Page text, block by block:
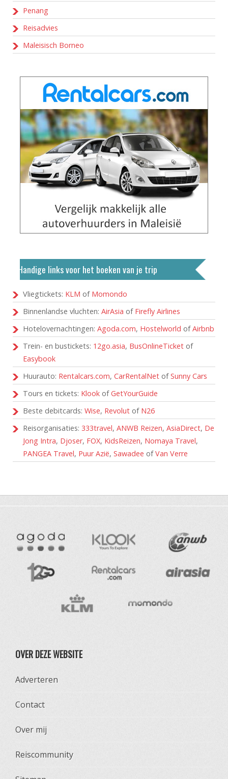
Penang
Reisadvies
Maleisisch Borneo
Handige links voor het boeken van je trip
Vliegtickets: KLM of Momondo
Binnenlandse vluchten: AirAsia of Firefly Airlines
Hotelovernachtingen: Agoda.com, Hostelworld ofAirbnb
Trein- en bustickets: 12go.asia, BusOnlineTicket of
Easybook
Huurauto: Rentalcars.com, CarRentalNet ofSunny Cars
Tours en tickets: Klook ofGetYourGuide
Beste debitcards: Wise, Revolut of N26
Reisorganisaties: 333travel, ANWB Reizen, AsiaDirect, De
Jong Intra, Djoser, FOX, KidsReizen, Nomaya Travel,
PANGEA Travel, Puur Azië, Sawadee ofVan Verre
OVER DEZE WEBSITE
Adverteren
Contact
Over mij
Reiscommunity